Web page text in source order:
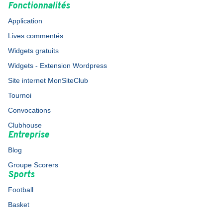
Fonctionnalités
Application
Lives commentés
Widgets gratuits
Widgets - Extension Wordpress
Site internet MonSiteClub
Tournoi
Convocations
Clubhouse
Entreprise
Blog
Groupe Scorers
Sports
Football
Basket